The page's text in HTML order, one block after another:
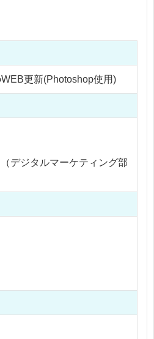
更新(Photoshop使用)
デジタルマーケティング部
ネット・スマホなど）の販
制作・デジタル広告運用の担
動画編集・加工
配信管理（※月10本／すべ